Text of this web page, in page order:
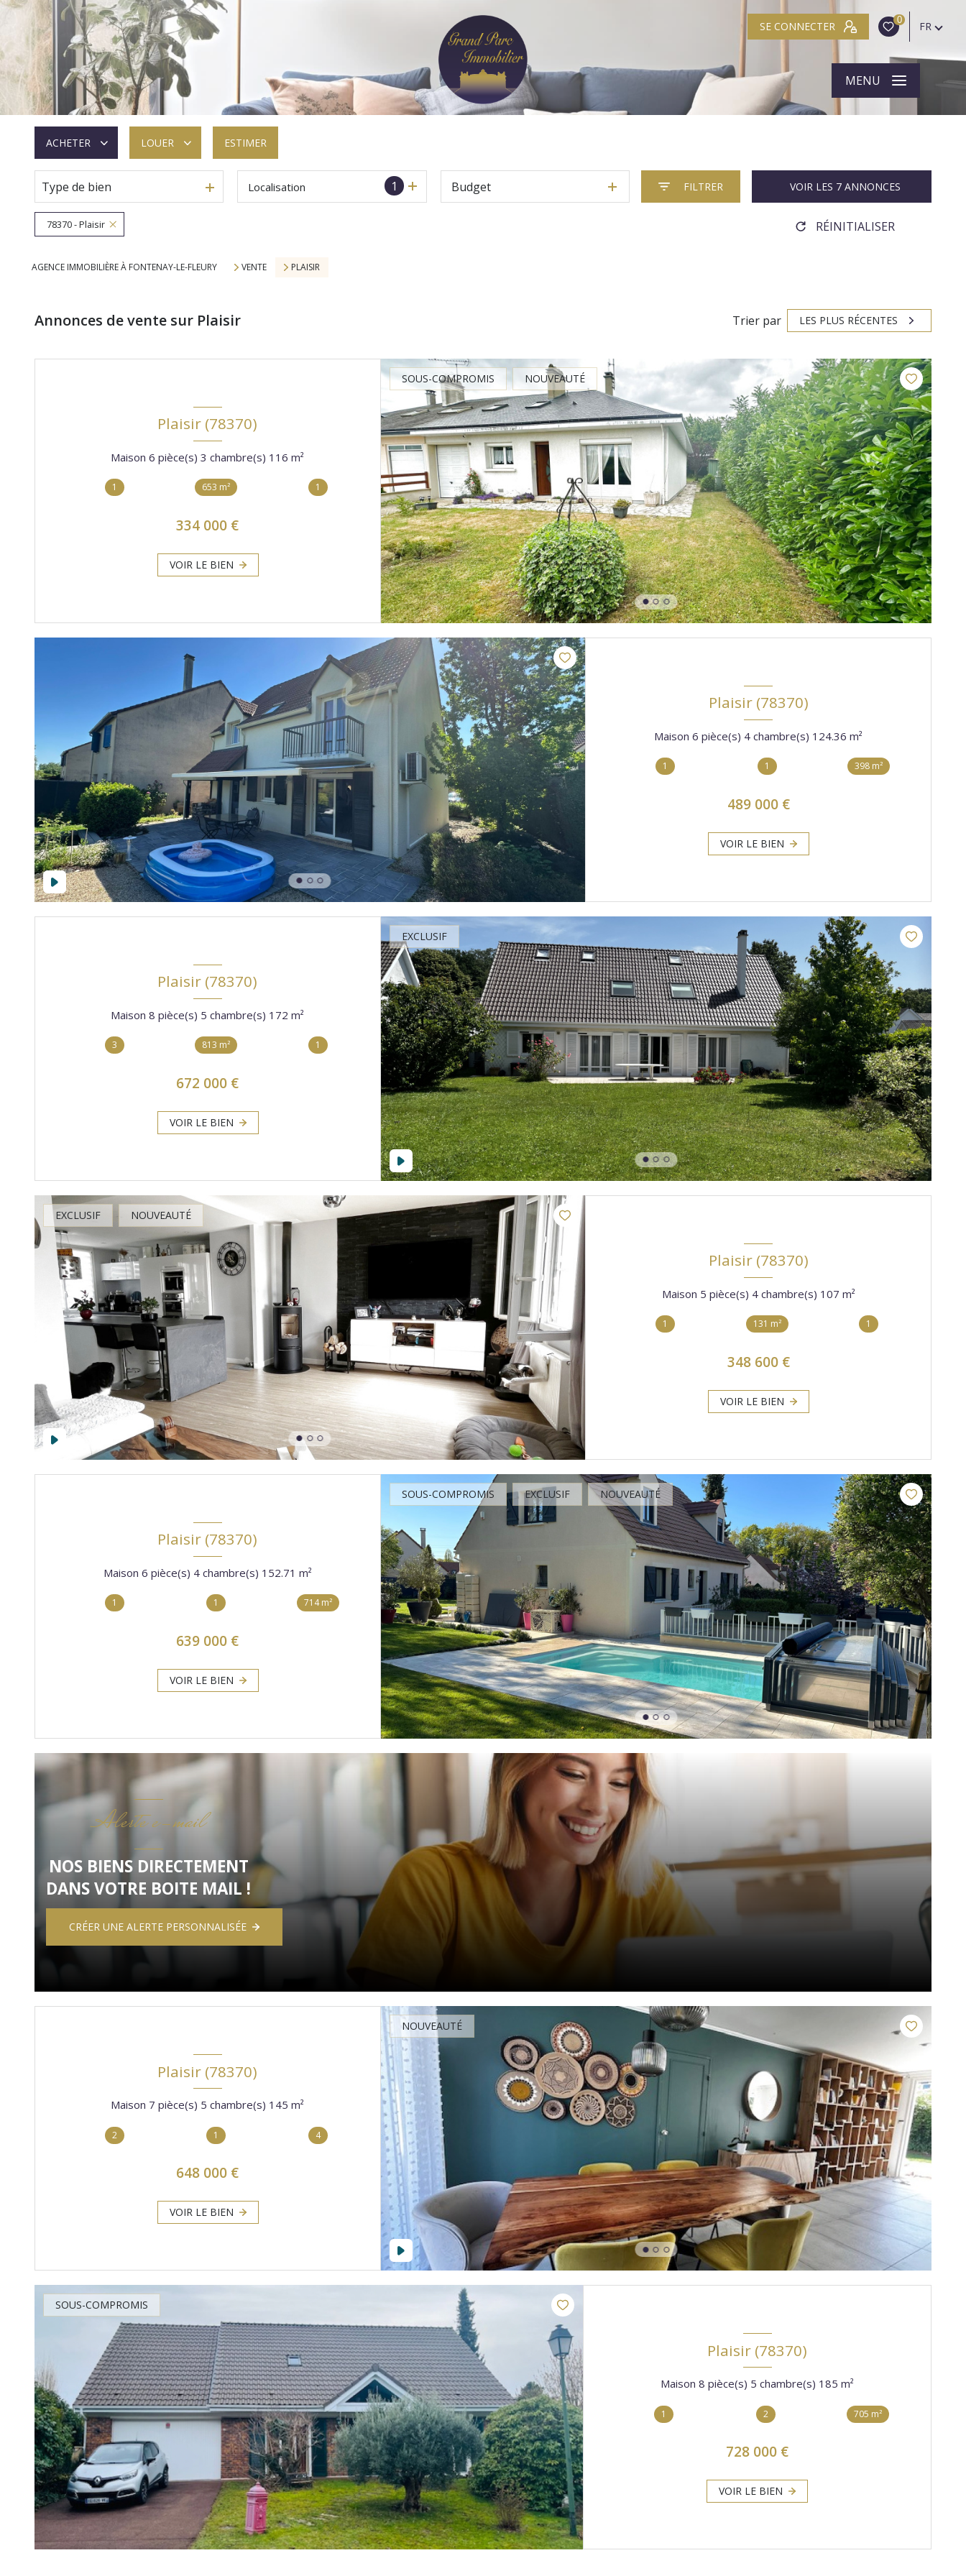
SE CONNECTER 0 FR
MENU
ACHETER
De l'ancien
LOUER ESTIMER
Type de bien 1
Localisation Budget FILTRER VOIR LES 7 ANNONCES
78370 - Plaisir RÉINITIALISER
AGENCE IMMOBILIÈRE À FONTENAY-LE-FLEURY VENTE PLAISIR
Annonces de vente sur Plaisir Trier par LES PLUS RÉCENTES
SOUS-COMPROMIS NOUVEAUTÉ
Plaisir (78370)
Maison 6 pièce(s) 3 chambre(s) 116 m²
1 653 m² 1
334 000 €
VOIR LE BIEN
Plaisir (78370)
Maison 6 pièce(s) 4 chambre(s) 124.36 m²
1 1 398 m²
489 000 €
VOIR LE BIEN
EXCLUSIF
Plaisir (78370)
Maison 8 pièce(s) 5 chambre(s) 172 m²
3 813 m² 1
672 000 €
VOIR LE BIEN
EXCLUSIF NOUVEAUTÉ
Plaisir (78370)
Maison 5 pièce(s) 4 chambre(s) 107 m²
1 131 m² 1
348 600 €
VOIR LE BIEN
SOUS-COMPROMIS EXCLUSIF NOUVEAUTÉ
Plaisir (78370)
Maison 6 pièce(s) 4 chambre(s) 152.71 m²
1 1 714 m²
639 000 €
VOIR LE BIEN
Alerte e-mail
NOS BIENS DIRECTEMENT
DANS VOTRE BOITE MAIL !
CRÉER UNE ALERTE PERSONNALISÉE
NOUVEAUTÉ
Plaisir (78370)
Maison 7 pièce(s) 5 chambre(s) 145 m²
2 1 4
648 000 €
VOIR LE BIEN
SOUS-COMPROMIS
Plaisir (78370)
Maison 8 pièce(s) 5 chambre(s) 185 m²
1 2 705 m²
728 000 €
VOIR LE BIEN